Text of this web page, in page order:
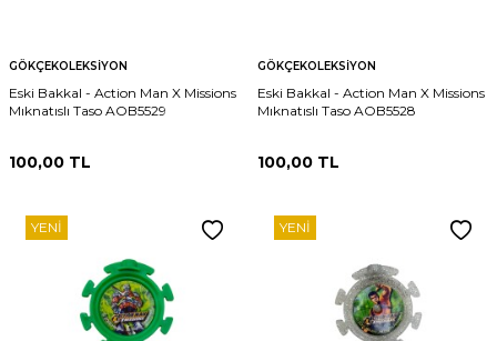
GÖKÇEKOLEKSIYON
Eski Bakkal - Action Man X Missions
Mıknatıslı Taso AOB5529
100,00 TL
GÖKÇEKOLEKSIYON
Eski Bakkal - Action Man X Missions
Mıknatıslı Taso AOB5528
100,00 TL
YENI YENI